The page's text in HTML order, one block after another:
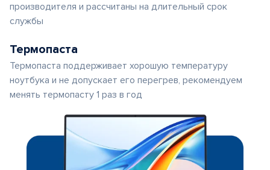
производителя и рассчитаны на длительный срок
службы
Термопаста
Термопаста поддерживает хорошую температуру
ноутбука и не допускает его перегрев, рекомендуем
менять термопасту 1 раз в год